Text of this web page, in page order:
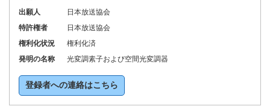
出願人
日本放送協会
特許権者
日本放送協会
権利化状況
権利化済
発明の名称
光変調素子および空間光変調器
登録者への連絡はこちら